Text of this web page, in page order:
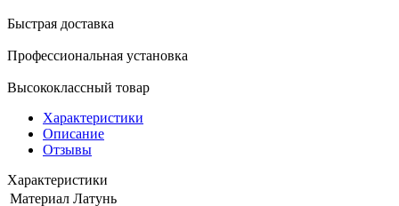
Быстрая доставка
Профессиональная установка
Высококлассный товар
Характеристики
Описание
Отзывы
Характеристики
Материал Латунь